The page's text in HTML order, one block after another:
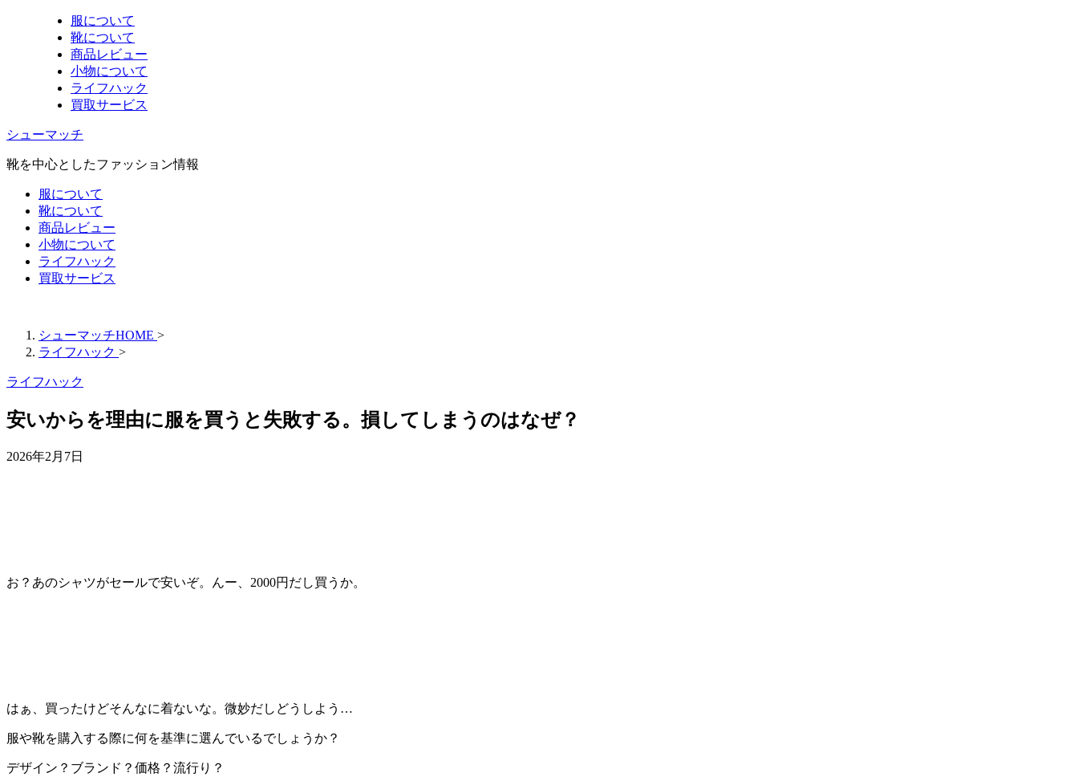
服について
靴について
商品レビュー
小物について
ライフハック
買取サービス
シューマッチ
靴を中心としたファッション情報
服について
靴について
商品レビュー
小物について
ライフハック
買取サービス
シューマッチHOME >
ライフハック >
ライフハック
安いからを理由に服を買うと失敗する。損してしまうのはなぜ？
2026年2月7日
お？あのシャツがセールで安いぞ。んー、2000円だし買うか。
はぁ、買ったけどそんなに着ないな。微妙だしどうしよう…
服や靴を購入する際に何を基準に選んでいるでしょうか？
デザイン？ブランド？価格？流行り？